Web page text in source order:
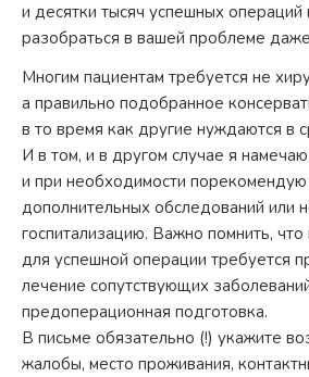
и десятки тысяч успешных операций
разобраться в вашей проблеме
Многим пациентам требуется не
а правильно подобранное
в то время как другие нуждаются в
И в том, и в другом случае я
и при необходимости
дополнительных обследований или
госпитализацию. Важно помнить,
для успешной операции требуется
лечение сопутствующих
предоперационная подготовка.
В письме обязательно (!) укажите
жалобы, место проживания,